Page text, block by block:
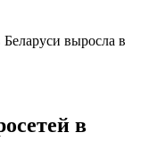
Беларуси выросла в
в